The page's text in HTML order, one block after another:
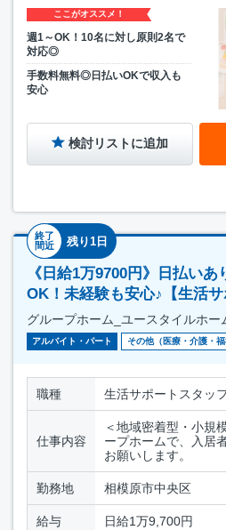
ここがオススメ！
週1～OK！10名に対し原則2名で
対応◎
手数料無料◎日払いOKで収入も
安心
検討リストに追加
終了
間近
残り1日
《日給1万9700円》日払い
OK！未経験も安心♪【生活
グループホーム_ユースタイルホー
アルバイト・パート その他（医療・介護・福
職種 生活サポートスタッ
仕事内容
＜地域密着型・小規
ープホームで、入居
お願いします。
勤務地 相模原市中央区
給与 日給1万9,700円